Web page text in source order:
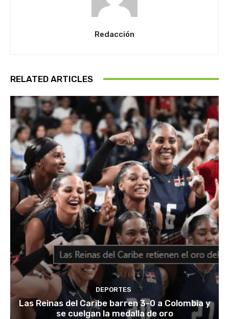
Redacción
RELATED ARTICLES
DEPORTES
Las Reinas del Caribe barren 3-0 a Colombia y
se cuelgan la medalla de oro